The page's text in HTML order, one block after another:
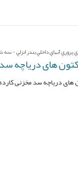
آبهاي داخلي بندر انزلي - سه
های
های درياچه سد مخزنی